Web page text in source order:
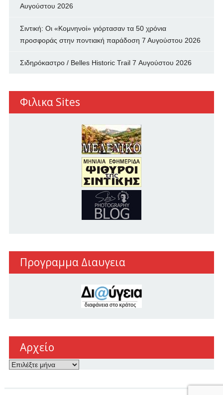
Αυγούστου 2026
Σιντική: Οι «Κομνηνοί» γιόρτασαν τα 50 χρόνια
προσφοράς στην ποντιακή παράδοση 7 Αυγούστου 2026
Σιδηρόκαστρο / Belles Historic Trail 7 Αυγούστου 2026
Φιλικα Sites
Προγραμμα Διαυγεια
Αρχείο
Αρχείο